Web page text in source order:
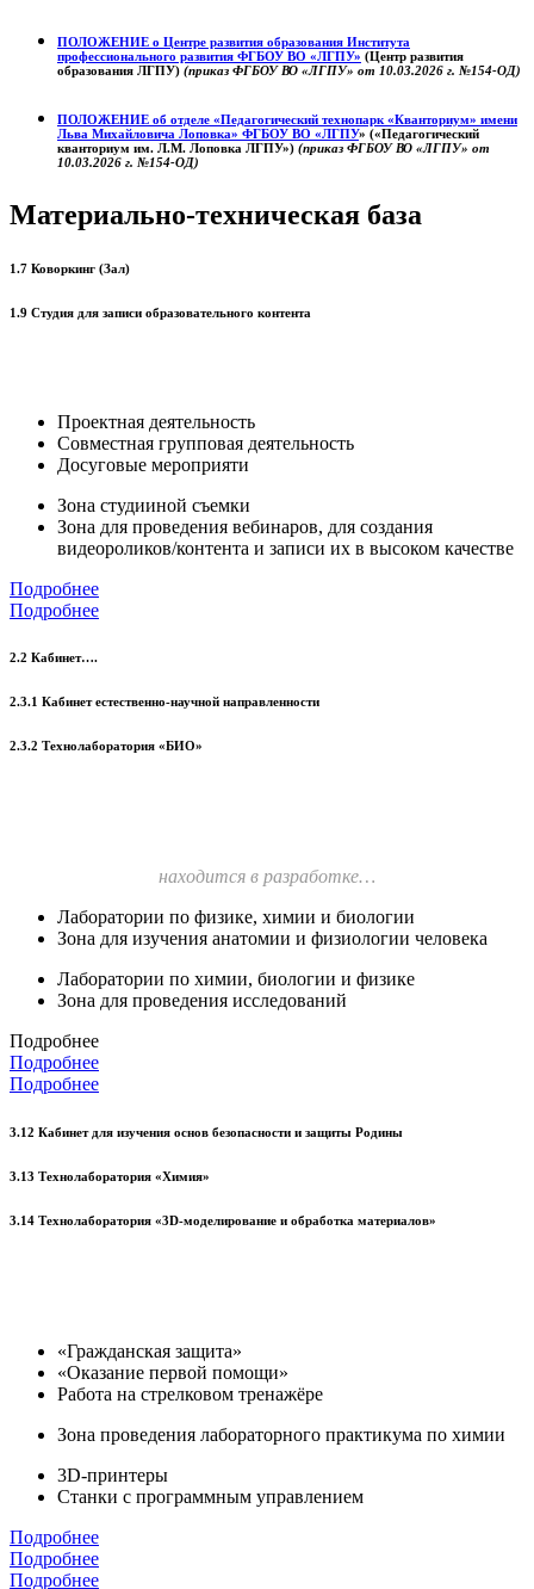
ПОЛОЖЕНИЕ о Центре развития образования Института
профессионального развития ФГБОУ ВО «ЛГПУ» (Центр развития
образования ЛГПУ) (приказ ФГБОУ ВО «ЛГПУ» от 10.03.2026 г. №154-ОД)
ПОЛОЖЕНИЕ об отделе «Педагогический технопарк «Кванториум» имени
Льва Михайловича Лоповка» ФГБОУ ВО «ЛГПУ» («Педагогический
кванториум им. Л.М. Лоповка ЛГПУ») (приказ ФГБОУ ВО «ЛГПУ» от
10.03.2026 г. №154-ОД)
Материально-техническая база
1.7 Коворкинг (Зал)
1.9 Студия для записи образовательного контента
Проектная деятельность
Совместная групповая деятельность
Досуговые мероприяти
Зона студииной съемки
Зона для проведения вебинаров, для создания
видеороликов/контента и записи их в высоком качестве
Подробнее
Подробнее
2.2 Кабинет….
2.3.1 Кабинет естественно-научной направленности
2.3.2 Технолаборатория «БИО»
находится в разработке…
Лаборатории по физике, химии и биологии
Зона для изучения анатомии и физиологии человека
Лаборатории по химии, биологии и физике
Зона для проведения исследований
Подробнее
Подробнее
Подробнее
3.12 Кабинет для изучения основ безопасности и защиты Родины
3.13 Технолаборатория «Химия»
3.14 Технолаборатория «3D-моделирование и обработка материалов»
«Гражданская защита»
«Оказание первой помощи»
Работа на стрелковом тренажёре
Зона проведения лабораторного практикума по химии
3D-принтеры
Станки с программным управлением
Подробнее
Подробнее
Подробнее